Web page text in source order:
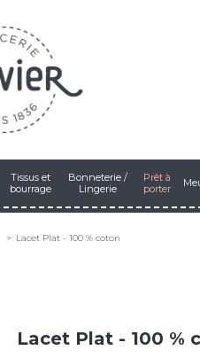
Tissus et
bourrage
Bonneterie /
Lingerie
Prêt à
porter
Lacet Plat - 100 % coton
Lacet Plat - 100 %